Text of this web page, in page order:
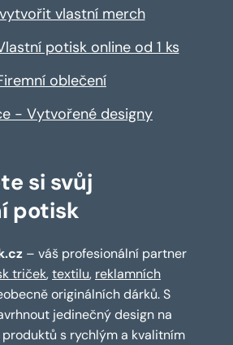
vlastní merch
potisk online od 1 ks
oblečení
- Vytvořené designy
si svůj
potisk
– váš profesionální partner
triček,textilu, reklamních
originálních dárků. S
jedinečný design na
s rychlým a kvalitním